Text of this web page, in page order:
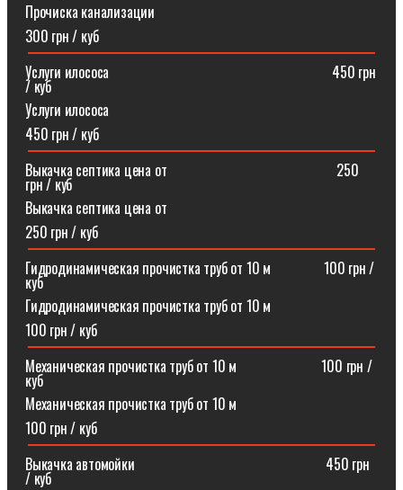
Прочиска канализации
300 грн / куб
Услуги илососа⠀⠀⠀⠀⠀⠀⠀⠀⠀⠀⠀⠀⠀⠀⠀⠀⠀⠀⠀⠀⠀450 грн
/ куб
Услуги илососа
450 грн / куб
Выкачка септика цена от⠀⠀⠀⠀⠀⠀⠀⠀⠀⠀⠀⠀⠀⠀⠀⠀250
грн / куб
Выкачка септика цена от
250 грн / куб
Гидродинамическая прочистка труб от 10 м⠀⠀⠀⠀⠀100 грн /
куб
Гидродинамическая прочистка труб от 10 м
100 грн / куб
Механическая прочистка труб от 10 м⠀⠀⠀⠀⠀⠀⠀⠀100 грн /
куб
Механическая прочистка труб от 10 м
100 грн / куб
Выкачка автомойки⠀⠀⠀⠀⠀⠀⠀⠀⠀⠀⠀⠀⠀⠀⠀⠀⠀⠀450 грн
/ куб